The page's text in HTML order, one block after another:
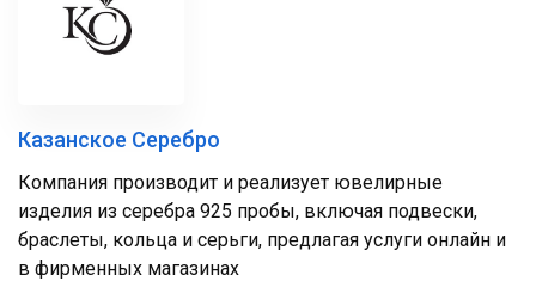
Казанское Серебро
Компания производит и реализует ювелирные
изделия из серебра 925 пробы, включая подвески,
браслеты, кольца и серьги, предлагая услуги онлайн и
в фирменных магазинах